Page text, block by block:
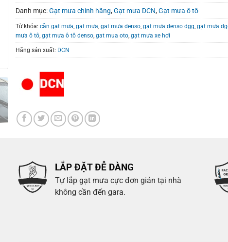
Danh mục:Gạt mưa chính hãng,Gạt mưa DCN,Gạt mưa ô tô
Từ khóa:cần gạt mưa,gạt mưa,gạt mưa denso,gạt mưa denso dgg,gạt mưa
mưa ô tô,gạt mưa ô tô denso,gat mua oto,gạt mưa xe hơi
Hãng sản xuất: DCN
LẮP ĐẶT ĐỄ DÀNG
Tự lắp gạt mưa cực đơn giản tại nhà
không cần đến gara.